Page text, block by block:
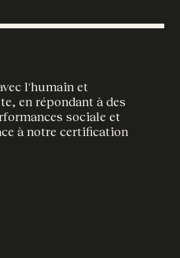
l'humain et
en répondant à des
sociale et
à notre certification